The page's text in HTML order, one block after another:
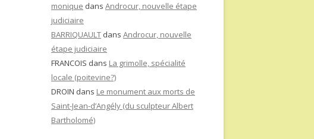
monique dans Androcur, nouvelle étape
judiciaire
BARRIQUAULT dans Androcur, nouvelle
étape judiciaire
FRANCOIS dans La grimolle, spécialité
locale (poitevine?)
DROIN dans Le monument aux morts de
Saint-Jean-d’Angély (du sculpteur Albert
Bartholomé)